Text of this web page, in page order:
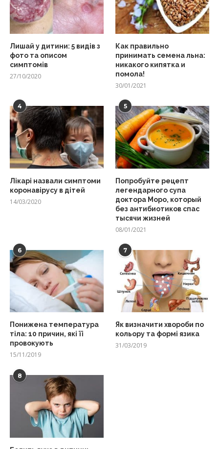
Лишай у дитини: 5 видів з
фото та описом
симптомів
27/10/2020
Как правильно
принимать семена льна:
никакого кипятка и
помола!
30/01/2021
4
Лікарі назвали симптоми
коронавірусу в дітей
14/03/2020
5
Попробуйте рецепт
легендарного супа
доктора Моро, который
без антибиотиков спас
тысячи жизней
08/01/2021
6
Понижена температура
тіла: 10 причин, які її
провокують
15/11/2019
7
Як визначити хвороби по
кольору та формі язика
31/03/2019
8